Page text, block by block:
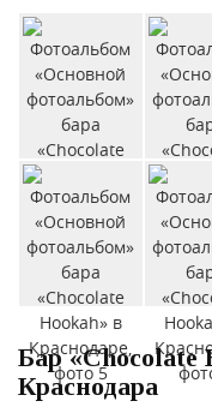
Бар «Chocolate
Краснодара